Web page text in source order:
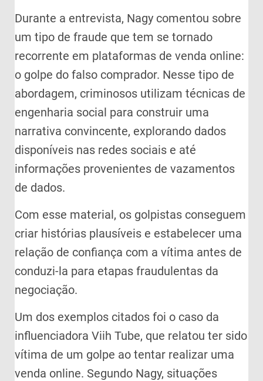
Durante a entrevista, Nagy comentou sobre
um tipo de fraude que tem se tornado
recorrente em plataformas de venda online:
o golpe do falso comprador. Nesse tipo de
abordagem, criminosos utilizam técnicas de
engenharia social para construir uma
narrativa convincente, explorando dados
disponíveis nas redes sociais e até
informações provenientes de vazamentos
de dados.
Com esse material, os golpistas conseguem
criar histórias plausíveis e estabelecer uma
relação de confiança com a vítima antes de
conduzi-la para etapas fraudulentas da
negociação.
Um dos exemplos citados foi o caso da
influenciadora Viih Tube, que relatou ter sido
vítima de um golpe ao tentar realizar uma
venda online. Segundo Nagy, situações